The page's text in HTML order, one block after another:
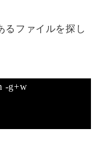
るファイルを探し
-g+w